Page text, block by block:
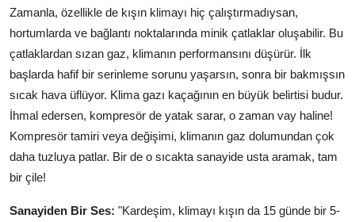
Klima & Konfor
Aydınlatma & Görüş
Şanzıman & Aktarma
Dizel Sistemler
Multimedya & Elektronik
Zamanla, özellikle de kışın klimayı hiç çalıştırmadıysan,
hortumlarda ve bağlantı noktalarında minik çatlaklar oluşabilir. Bu
çatlaklardan sızan gaz, klimanın performansını düşürür. İlk
başlarda hafif bir serinleme sorunu yaşarsın, sonra bir bakmışsın
sıcak hava üflüyor. Klima gazı kaçağının en büyük belirtisi budur.
İhmal edersen, kompresör de yatak sarar, o zaman vay haline!
Kompresör tamiri veya değişimi, klimanın gaz dolumundan çok
daha tuzluya patlar. Bir de o sıcakta sanayide usta aramak, tam
bir çile!
Sanayiden Bir Ses: "Kardeşim, klimayı kışın da 15 günde bir 5-